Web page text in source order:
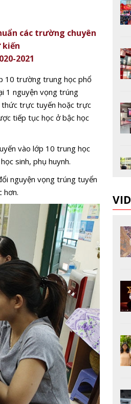
các trường chuyên
kiến
2021
10 trường trung học phổ
1 nguyện vọng trúng
thức trực tuyến hoặc trực
tiếp tục học ở bậc học
vào lớp 10 trung học
sinh, phụ huynh.
nguyện vọng trúng tuyển
hơn.